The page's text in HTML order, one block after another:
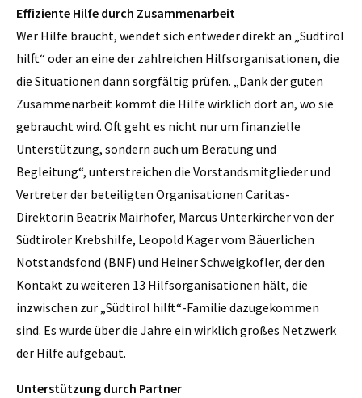
Effiziente Hilfe durch Zusammenarbeit
Wer Hilfe braucht, wendet sich entweder direkt an „Südtirol
hilft“ oder an eine der zahlreichen Hilfsorganisationen, die
die Situationen dann sorgfältig prüfen. „Dank der guten
Zusammenarbeit kommt die Hilfe wirklich dort an, wo sie
gebraucht wird. Oft geht es nicht nur um finanzielle
Unterstützung, sondern auch um Beratung und
Begleitung“, unterstreichen die Vorstandsmitglieder und
Vertreter der beteiligten Organisationen Caritas-
Direktorin Beatrix Mairhofer, Marcus Unterkircher von der
Südtiroler Krebshilfe, Leopold Kager vom Bäuerlichen
Notstandsfond (BNF) und Heiner Schweigkofler, der den
Kontakt zu weiteren 13 Hilfsorganisationen hält, die
inzwischen zur „Südtirol hilft“-Familie dazugekommen
sind. Es wurde über die Jahre ein wirklich großes Netzwerk
der Hilfe aufgebaut.
Unterstützung durch Partner